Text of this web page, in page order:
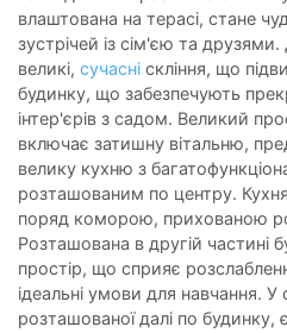
влаштована на терасі, стане
зустрічей із сім'єю та
великі, сучасні скління, що
будинку, що забезпечують
інтер'єрів з садом. Великий
включає затишну вітальню,
велику кухню з
розташованим по центру.
поряд коморою, прихованою
Розташована в другій частині
простір, що сприяє
ідеальні умови для навчання. У
розташованої далі по